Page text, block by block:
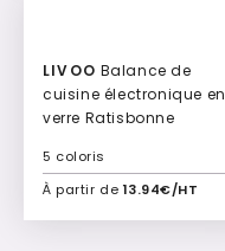
LIVOO
cuisine électronique en
verre Ratisbonne
À partir de 13.94€/HT
5 coloris
Ajouter à mon devis